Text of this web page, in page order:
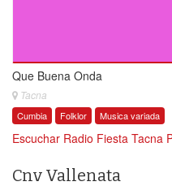
Que Buena Onda
Tacna
Cumbia Folklor Musica variada
Escuchar Radio Fiesta Tacna
Cnv Vallenata